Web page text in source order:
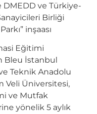
ve Türkiye-
Birliği
inşaası
Eğitimi
Bleu İstanbul
Teknik Anadolu
Veli Üniversitesi,
ve Mutfak
yönelik 5 aylık